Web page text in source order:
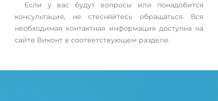
Если у вас будут вопросы или понадобится
консультация, не стесняйтесь обращаться. Вся
необходимая контактная информация доступна на
сайте Виконт в соответствующем разделе.